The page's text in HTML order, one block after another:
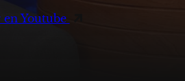
en Youtube